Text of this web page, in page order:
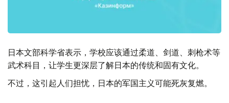
日本文部科学省表示，学校应该通过柔道、剑道、刺枪术等
武术科目，让学生更深层了解日本的传统和固有文化。
不过，这引起人们担忧，日本的军国主义可能死灰复燃。